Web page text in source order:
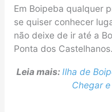
Em Boipeba qualquer
se quiser conhecer
não deixe de ir até a
Ponta dos Castelhanos.
Leia mais: Ilha de
Chegar